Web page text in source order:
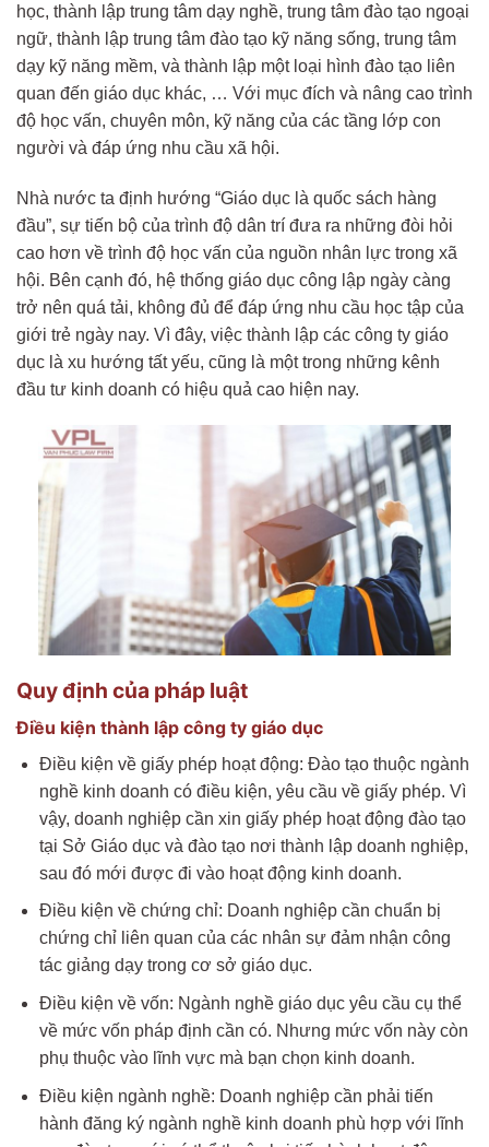
học, thành lập trung tâm dạy nghề, trung tâm đào tạo ngoại
ngữ, thành lập trung tâm đào tạo kỹ năng sống, trung tâm
dạy kỹ năng mềm, và thành lập một loại hình đào tạo liên
quan đến giáo dục khác, … Với mục đích và nâng cao trình
độ học vấn, chuyên môn, kỹ năng của các tầng lớp con
người và đáp ứng nhu cầu xã hội.
Nhà nước ta định hướng “Giáo dục là quốc sách hàng
đầu”, sự tiến bộ của trình độ dân trí đưa ra những đòi hỏi
cao hơn về trình độ học vấn của nguồn nhân lực trong xã
hội. Bên cạnh đó, hệ thống giáo dục công lập ngày càng
trở nên quá tải, không đủ để đáp ứng nhu cầu học tập của
giới trẻ ngày nay. Vì đây, việc thành lập các công ty giáo
dục là xu hướng tất yếu, cũng là một trong những kênh
đầu tư kinh doanh có hiệu quả cao hiện nay.
Quy định của pháp luật
Điều kiện thành lập công ty giáo dục
Điều kiện về giấy phép hoạt động: Đào tạo thuộc ngành
nghề kinh doanh có điều kiện, yêu cầu về giấy phép. Vì
vậy, doanh nghiệp cần xin giấy phép hoạt động đào tạo
tại Sở Giáo dục và đào tạo nơi thành lập doanh nghiệp,
sau đó mới được đi vào hoạt động kinh doanh.
Điều kiện về chứng chỉ: Doanh nghiệp cần chuẩn bị
chứng chỉ liên quan của các nhân sự đảm nhận công
tác giảng dạy trong cơ sở giáo dục.
Điều kiện về vốn: Ngành nghề giáo dục yêu cầu cụ thể
về mức vốn pháp định cần có. Nhưng mức vốn này còn
phụ thuộc vào lĩnh vực mà bạn chọn kinh doanh.
Điều kiện ngành nghề: Doanh nghiệp cần phải tiến
hành đăng ký ngành nghề kinh doanh phù hợp với lĩnh